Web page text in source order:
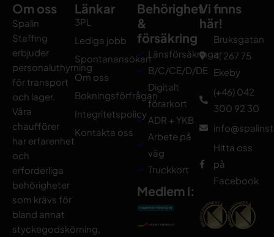
Om oss
Spalin
Staffing
erbjuder
personaluthyrning
för transport
och lager.
Våra
chaufförer
har erfarenhet
och
erforderliga
behörigheter
som krävs för
bland annat
styckegodskörning,
Länkar
3PL
Lediga jobb
Spontanansökan
Om oss
Bokningsförfrågan
Integritetspolicy
Kontakta oss
Behörighet
&
försäkring
Länsförsäkringar
B/C/CE/D/DE
Digitalt
förarkort
ADR + YKB
Arbete på
väg
Truckkort
Medlem i:
Vi finns
här!
Bruksgatan
4, 267 75
Ekeby
(+46) 042
300 92 30
Hitta oss
på
Facebook